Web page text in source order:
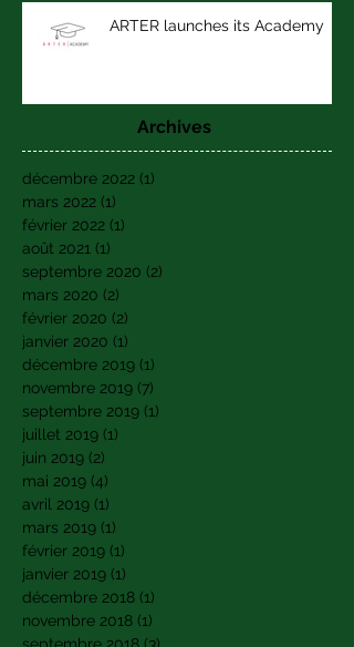
décembre 2022
mars 2022
(1)
février 2022
(1)1 post
août 2021 (1)1 post
septembre 2020
mars 2020 (2)2 posts
février 2020 (2) 2 posts
janvier 2020 (1)1 post
décembre 2019 (1)1 post
novembre 2019
septembre 2019
juillet 2019
(1)
juin 2019
(2)2 posts
mai 2019 (4)4 posts
avril 2019
(1) 1 post
mars 2019 (1)1 post
février 2019 (1)1 post
janvier 2019 (1)1 post
décembre 2018 (1)1 post